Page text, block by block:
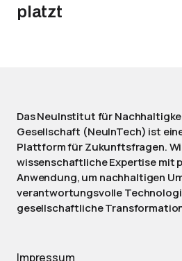
platzt
Das NeuInstitut für
Gesellschaft (NeuInTech) ist
Plattform für Zukunftsfragen.
wissenschaftliche Expertise mit
Anwendung, um nachhaltigen
verantwortungsvolle
gesellschaftliche
Impressum